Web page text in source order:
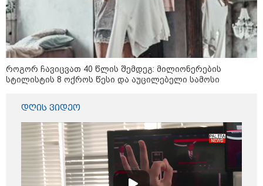
„რიკოთის მსგავსი რთული
საინჟინრო ობიექტების მოვლა-
პატრონობა განსაკუთრებულ
პასუხისმგებლობას მოითხოვს“-
რატომ გახდა საჭირო გზების
მოვლა-პატრონობისთვის
სახელმწიფო კომპანიის შექმნა
„რუსთაველზე მდებარე
ვიღაც მოიფიქრებდა და ბიზნესს
შეხვდებოდა“
„ფასები 2-3 წელში გაორმაგდება“
- ლოკაციები თბილისის
შემოგარენში, სადაც შესაძლოა,
მიწები გაძვირდეს
როგორ ჩავიცვათ 40 წლის შემდეგ: მილიონერების
სტილისტის 8 ოქროს წესი და აუცილებელი სამოსი
დღის ვიდეო